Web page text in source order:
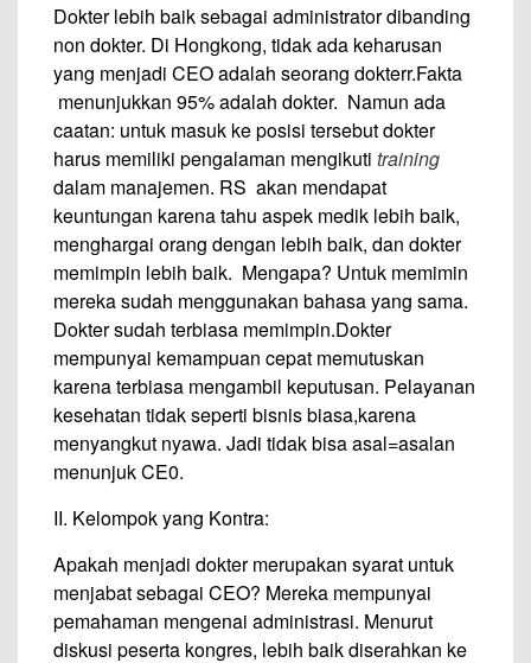
Dokter lebih baik sebagai administrator dibanding
non dokter. Di Hongkong, tidak ada keharusan
yang menjadi CEO adalah seorang dokterr.Fakta
menunjukkan 95% adalah dokter. Namun ada
caatan: untuk masuk ke posisi tersebut dokter
harus memiliki pengalaman mengikuti training
dalam manajemen. RS akan mendapat
keuntungan karena tahu aspek medik lebih baik,
menghargai orang dengan lebih baik, dan dokter
memimpin lebih baik. Mengapa? Untuk memimin
mereka sudah menggunakan bahasa yang sama.
Dokter sudah terbiasa memimpin.Dokter
mempunyai kemampuan cepat memutuskan
karena terbiasa mengambil keputusan. Pelayanan
kesehatan tidak seperti bisnis biasa,karena
menyangkut nyawa. Jadi tidak bisa asal=asalan
menunjuk CE0.
II. Kelompok yang Kontra:
Apakah menjadi dokter merupakan syarat untuk
menjabat sebagai CEO? Mereka mempunyai
pemahaman mengenai administrasi. Menurut
diskusi peserta kongres, lebih baik diserahkan ke